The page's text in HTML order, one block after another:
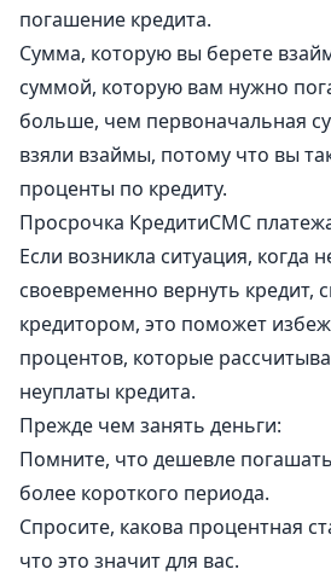
погашение кредита.
Сумма, которую вы берете
суммой, которую вам нужно
больше, чем первоначальная
взяли взаймы, потому что вы
проценты по кредиту.
Просрочка КредитиCMC
Если возникла ситуация, когда
своевременно вернуть кредит,
кредитором, это поможет
процентов, которые
неуплаты кредита.
Прежде чем занять деньги:
Помните, что дешевле
более короткого периода.
Спросите, какова процентная
что это значит для вас.